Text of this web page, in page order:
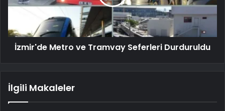
İzmir'de Metro ve Tramvay Seferleri Durduruldu
İlgili Makaleler